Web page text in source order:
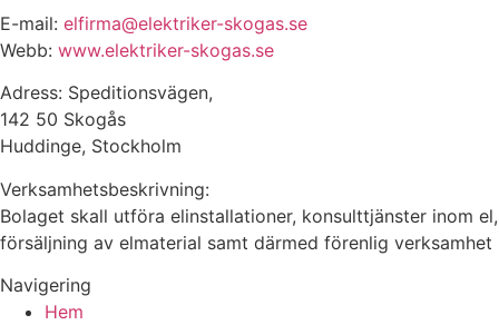
E-mail: elfirma@elektriker-skogas.se
Webb: www.elektriker-skogas.se
Adress: Speditionsvägen,
142 50 Skogås
Huddinge, Stockholm
Verksamhetsbeskrivning:
Bolaget skall utföra elinstallationer, konsulttjänster inom el,
försäljning av elmaterial samt därmed förenlig verksamhet
Navigering
Hem